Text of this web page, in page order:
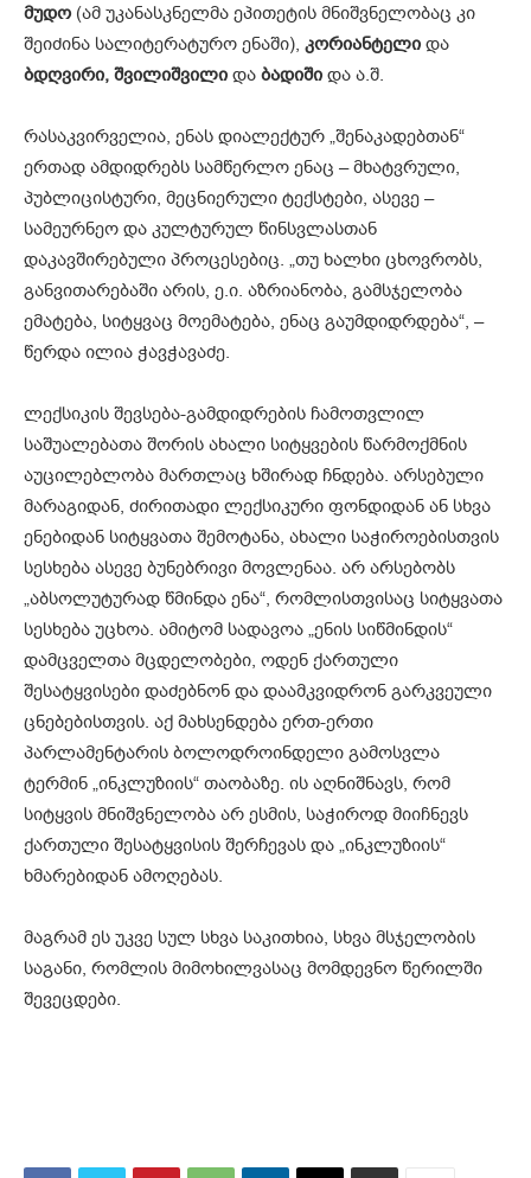
მუდო(ამ უკანასკნელმა ეპითეტის მნიშვნელობაც კი
შეიძინა სალიტერატურო ენაში), კორიანტელი და
ბდღვირი, შვილიშვილი და ბადიში და ა.შ.
რასაკვირველია, ენას დიალექტურ „შენაკადებთან“
ერთად ამდიდრებს სამწერლო ენაც – მხატვრული,
პუბლიცისტური, მეცნიერული ტექსტები, ასევე –
სამეურნეო და კულტურულ წინსვლასთან
დაკავშირებული პროცესებიც. „თუ ხალხი ცხოვრობს,
განვითარებაში არის, ე.ი. აზრიანობა, გამსჯელობა
ემატება, სიტყვაც მოემატება, ენაც გაუმდიდრდება“, –
წერდა ილია ჭავჭავაძე.
ლექსიკის შევსება-გამდიდრების ჩამოთვლილ
საშუალებათა შორის ახალი სიტყვების წარმოქმნის
აუცილებლობა მართლაც ხშირად ჩნდება. არსებული
მარაგიდან, ძირითადი ლექსიკური ფონდიდან ან სხვა
ენებიდან სიტყვათა შემოტანა, ახალი საჭიროებისთვის
სესხება ასევე ბუნებრივი მოვლენაა. არ არსებობს
„აბსოლუტურად წმინდა ენა“, რომლისთვისაც სიტყვათა
სესხება უცხოა. ამიტომ სადავოა „ენის სიწმინდის“
დამცველთა მცდელობები, ოდენ ქართული
შესატყვისები დაძებნონ და დაამკვიდრონ გარკვეული
ცნებებისთვის. აქ მახსენდება ერთ-ერთი
პარლამენტარის ბოლოდროინდელი გამოსვლა
ტერმინ „ინკლუზიის“ თაობაზე. ის აღნიშნავს, რომ
სიტყვის მნიშვნელობა არ ესმის, საჭიროდ მიიჩნევს
ქართული შესატყვისის შერჩევას და „ინკლუზიის“
ხმარებიდან ამოღებას.
მაგრამ ეს უკვე სულ სხვა საკითხია, სხვა მსჯელობის
საგანი, რომლის მიმოხილვასაც მომდევნო წერილში
შევეცდები.